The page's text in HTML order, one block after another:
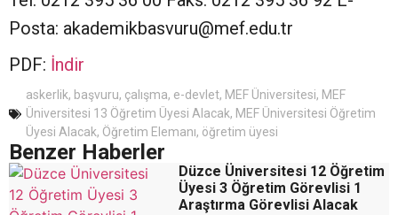
Posta: akademikbasvuru@mef.edu.tr
PDF: İndir
askerlik, başvuru, çalışma, e-devlet, MEF Üniversitesi, MEF
Üniversitesi 13 Öğretim Üyesi Alacak, MEF Üniversitesi Öğretim
Üyesi Alacak, Öğretim Elemanı, öğretim üyesi
Benzer Haberler
Düzce Üniversitesi 12 Öğretim
Üyesi 3 Öğretim Görevlisi 1
Araştırma Görevlisi Alacak